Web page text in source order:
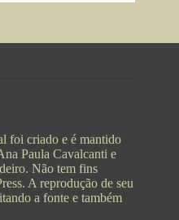
foi criado e é mantido
Paula Cavalcanti e
Não tem fins
A reprodução de seu
a fonte e também